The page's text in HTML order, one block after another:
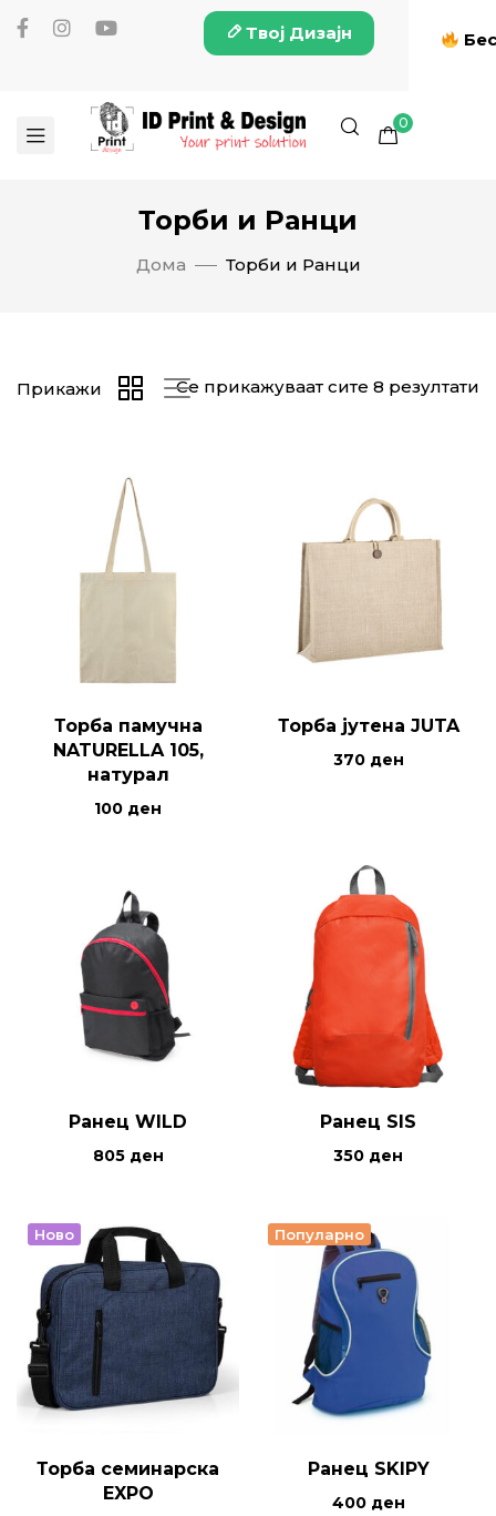
Твој Дизајн
0
Торби и Ранци
Дома Торби и Ранци
Се прикажуваат сите 8 резултати
Прикажи
Торба памучна
NATURELLA 105,
натурал
100 ден
Торба јутена JUTA
370 ден
Ранец WILD
805 ден
Ранец SIS
350 ден
Ново
Торба семинарска
EXPO
Популарно
Ранец SKIPY
400 ден